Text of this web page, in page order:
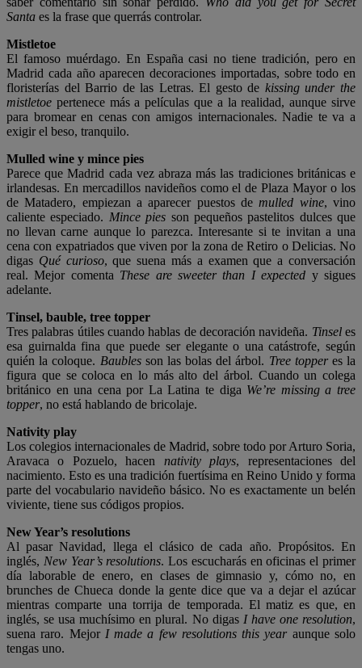
Santa es la frase que querrás controlar.
Mistletoe
El famoso muérdago. En España casi no tiene tradición, pero en
Madrid cada año aparecen decoraciones importadas, sobre todo en
floristerías del Barrio de las Letras. El gesto de kissing under the
mistletoe pertenece más a películas que a la realidad, aunque sirve
para bromear en cenas con amigos internacionales. Nadie te va a
exigir el beso, tranquilo.
Mulled wine y mince pies
Parece que Madrid cada vez abraza más las tradiciones británicas e
irlandesas. En mercadillos navideños como el de Plaza Mayor o los
de Matadero, empiezan a aparecer puestos demulled wine, vino
caliente especiado. Mince pies son pequeños pastelitos dulces que
no llevan carne aunque lo parezca. Interesante si te invitan a una
cena con expatriados que viven por la zona de Retiro o Delicias. No
digas Qué curioso, que suena más a examen que a conversación
real. Mejor comenta These are sweeter than I expected y sigues
adelante.
Tinsel, bauble, tree topper
Tres palabras útiles cuando hablas de decoración navideña. Tinseles
esa guirnalda fina que puede ser elegante o una catástrofe, según
quién la coloque. Baublesson las bolas del árbol. Tree topperes la
figura que se coloca en lo más alto del árbol. Cuando un colega
británico en una cena por La Latina te diga We’re missing a tree
topper, no está hablando de bricolaje.
Nativity play
Los colegios internacionales de Madrid, sobre todo por Arturo Soria,
Aravaca o Pozuelo, hacen nativity plays, representaciones del
nacimiento. Esto es una tradición fuertísima en Reino Unido y forma
parte del vocabulario navideño básico. No es exactamente un belén
viviente, tiene sus códigos propios.
New Year’s resolutions
Al pasar Navidad, llega el clásico de cada año. Propósitos. En
inglés, New Year’s resolutions. Los escucharás en oficinas el primer
día laborable de enero, en clases de gimnasio y, cómo no, en
brunches de Chueca donde la gente dice que va a dejar el azúcar
mientras comparte una torrija de temporada. El matiz es que, en
inglés, se usa muchísimo en plural. No digas I have one resolution,
suena raro. Mejor I made a few resolutions this yearaunque solo
tengas uno.